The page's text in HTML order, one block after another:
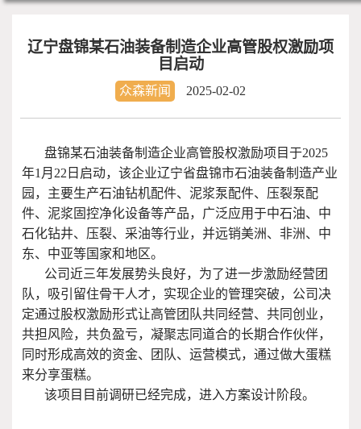
辽宁盘锦某石油装备制造企业高管股权激励项
目启动
众森新闻 2025-02-02
盘锦某石油装备制造企业高管股权激励项目于2025
年1月 22 日启动，该企业辽宁省盘锦市石油装备制造产业
园，主要生产石油钻机配件、泥浆泵配件、压裂泵配
件、泥浆固控净化设备等产品，广泛应用于中石油、中
石化钻井、压裂、采油等行业，并远销美洲、非洲、中
东、中亚等国家和地区。
公司近三年发展势头良好，为了进一步激励经营团
队，吸引留住骨干人才，实现企业的管理突破，公司决
定通过股权激励形式让高管团队共同经营、共同创业，
共担风险，共负盈亏，凝聚志同道合的长期合作伙伴，
同时形成高效的资金、团队、运营模式，通过做大蛋糕
来分享蛋糕。
该项目目前调研已经完成，进入方案设计阶段。